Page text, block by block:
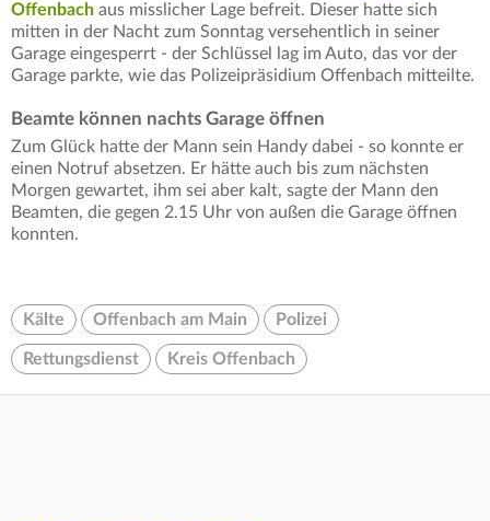
Offenbach aus misslicher Lage befreit. Dieser hatte sich
mitten in der Nacht zum Sonntag versehentlich in seiner
Garage eingesperrt - der Schlüssel lag im Auto, das vor der
Garage parkte, wie das Polizeipräsidium Offenbach mitteilte.
Beamte können nachts Garage öffnen
Zum Glück hatte der Mann sein Handy dabei - so konnte er
einen Notruf absetzen. Er hätte auch bis zum nächsten
Morgen gewartet, ihm sei aber kalt, sagte der Mann den
Beamten, die gegen 2.15 Uhr von außen die Garage öffnen
konnten.
Kälte Offenbach am Main Polizei
Rettungsdienst Kreis Offenbach